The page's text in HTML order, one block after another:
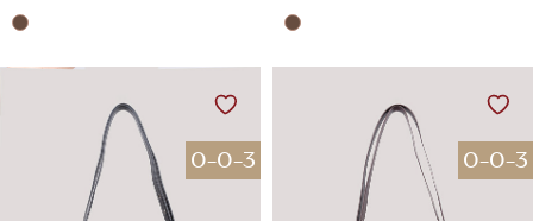
0-0-3 0-0-3